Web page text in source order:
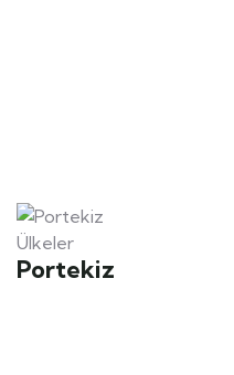
Ülkeler
Portekiz